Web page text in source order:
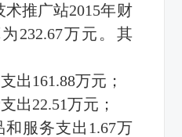
术推广站2015年财
232.67万元。其
出161.88万元；
出22.51万元；
服务支出1.67万